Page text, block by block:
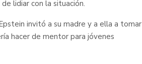
lidiar con la situación.
invitó a su madre y a ella a tomar
hacer de mentor para jóvenes